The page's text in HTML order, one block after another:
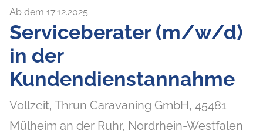
Ab dem 17.12.2025
Serviceberater (m/w/d)
in der
Kundendienstannahme
Vollzeit, Thrun Caravaning GmbH, 45481
Mülheim an der Ruhr, Nordrhein-Westfalen